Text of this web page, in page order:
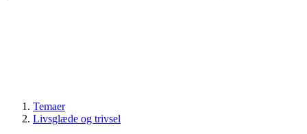
Temaer
Livsglæde og trivsel